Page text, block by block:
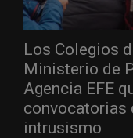
Los Colegios
Ministerio de
Agencia EFE
convocatorias
intrusismo